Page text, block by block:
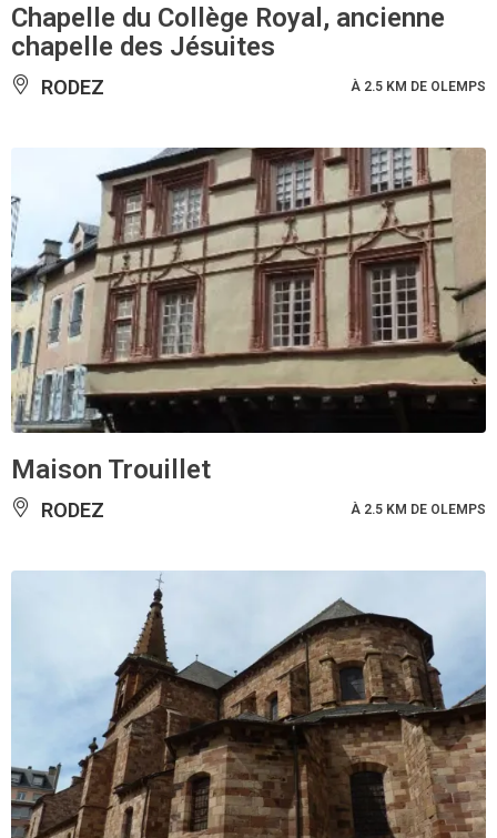
Chapelle du Collège Royal, ancienne
chapelle des Jésuites
RODEZ À 2.5 KM DE OLEMPS
Maison Trouillet
RODEZ À 2.5 KM DE OLEMPS